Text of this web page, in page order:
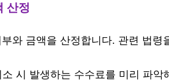
산정
와 금액을 산정합니다. 관련 법령
소 시 발생하는 수수료를 미리 파악